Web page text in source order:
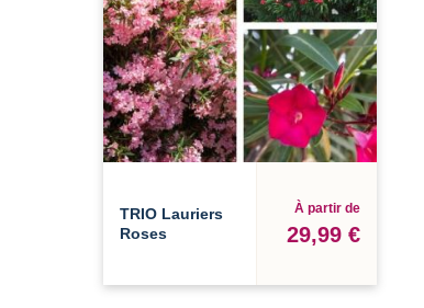
TRIO Lauriers
Roses
À partir de
29,99 €